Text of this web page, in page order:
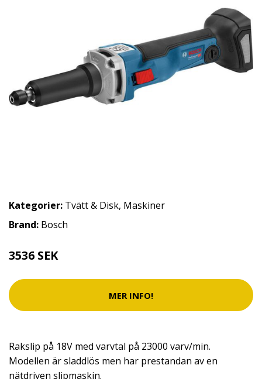
Kategorier: Tvätt & Disk, Maskiner
Brand: Bosch
3536 SEK
MER INFO!
Rakslip på 18V med varvtal på 23000 varv/min.
Modellen är sladdlös men har prestandan av en
nätdriven slipmaskin.